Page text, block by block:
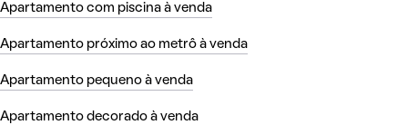
Apartamento com piscina à venda
Apartamento próximo ao metrô à venda
Apartamento pequeno à venda
Apartamento decorado à venda